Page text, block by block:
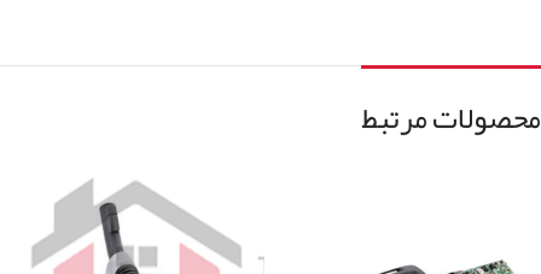
محصولات مرتبط